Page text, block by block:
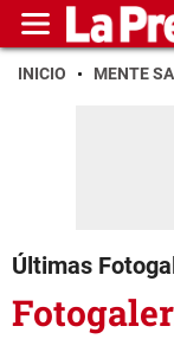
INICIO MENTE
Últimas